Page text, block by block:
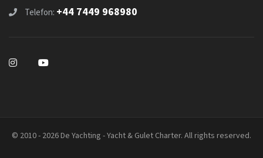
Telefon: +44 7449 968980
© 2010 - 2026 De Yachting - Yacht & Gulet Charter. All rights reserved.